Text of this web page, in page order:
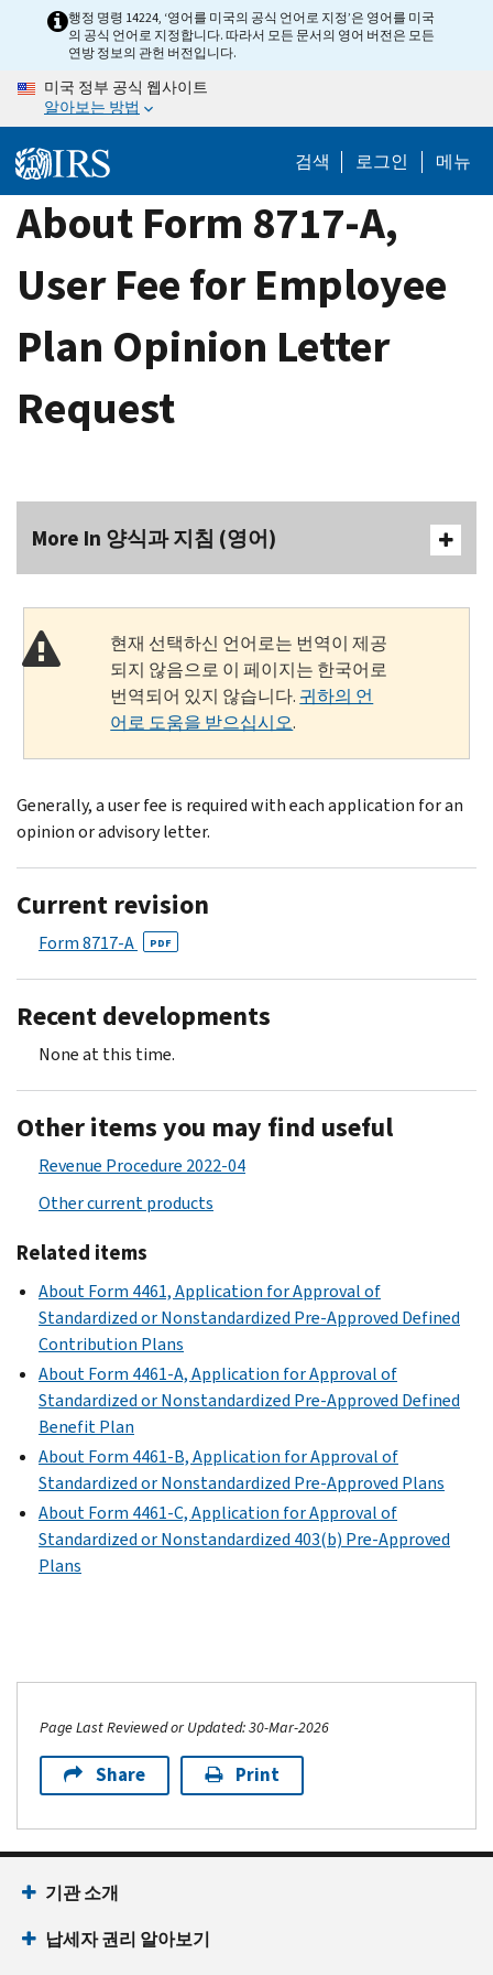
content
행정 명령 14224, ‘영어를 미국의 공식 언어로 지정’은 영어를 미국
의 공식 언어로 지정합니다. 따라서 모든 문서의 영어 버전은 모든
연방 정보의 관헌 버전입니다.
미국 정부 공식 웹사이트
알아보는 방법
검색 로그인 메뉴
About Form 8717-A,
User Fee for Employee
Plan Opinion Letter
Request
More In 양식과 지침 (영어)
현재 선택하신 언어로는 번역이 제공
되지 않음으로 이 페이지는 한국어로
번역되어 있지 않습니다. 귀하의 언
어로 도움을 받으십시오.
Generally, a user fee is required with each application for an
opinion or advisory letter.
Current revision
Form 8717-A PDF
Recent developments
None at this time.
Other items you may find useful
Revenue Procedure 2022-04
Other current products
Related items
About Form 4461, Application for Approval of
Standardized or Nonstandardized Pre-Approved Defined
Contribution Plans
About Form 4461-A, Application for Approval of
Standardized or Nonstandardized Pre-Approved Defined
Benefit Plan
About Form 4461-B, Application for Approval of
Standardized or Nonstandardized Pre-Approved Plans
About Form 4461-C, Application for Approval of
Standardized or Nonstandardized 403(b) Pre-Approved
Plans
Page Last Reviewed or Updated: 30-Mar-2026
Share Print
기관 소개
납세자 권리 알아보기